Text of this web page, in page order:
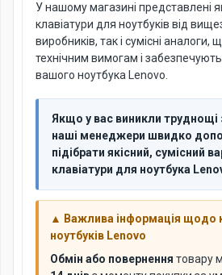
У нашому магазині представлені
клавіатури для ноутбуків від
виробників, так і сумісні аналоги,
технічним вимогам і
вашого ноутбука Lenovo.
Якщо у вас виникли труднощі
наші менеджери швидко
підібрати якісний, сумісний
клавіатури для ноутбука
▲ Важлива інформація щодо
ноутбуків Lenovo
Обмін або повернення товару